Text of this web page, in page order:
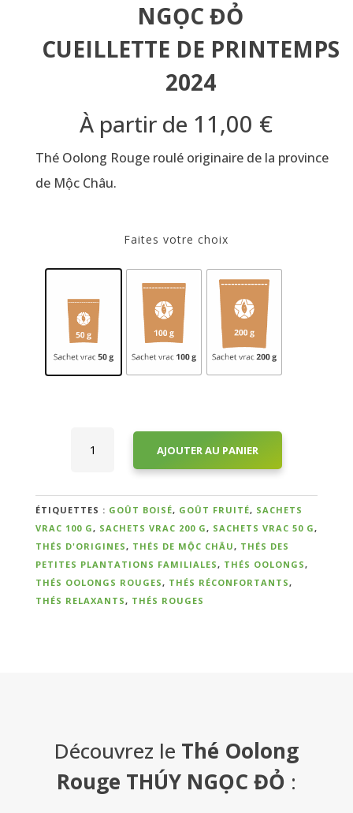
sommes-
nous
?
Témoignages
Le
Blog
NGỌC ĐỎ
CUEILLETTE DE PRINTEMPS
2024
À partir de 11,00 €
Thé Oolong Rouge roulé originaire de la province
de Mộc Châu.
Faites votre choix
Rouge
THÚY
NGỌC
ĐỎCueillette
de
Printemps
AJOUTER AU PANIER
ÉTIQUETTES : GOÛT BOISÉ, GOÛT FRUITÉ, SACHETS
VRAC 100 G, SACHETS VRAC 200 G, SACHETS VRAC 50 G,
THÉS D'ORIGINES, THÉS DE MỘC CHÂU, THÉS DES
PETITES PLANTATIONS FAMILIALES, THÉS OOLONGS,
THÉS OOLONGS ROUGES, THÉS RÉCONFORTANTS,
THÉS RELAXANTS, THÉS ROUGES
Découvrez le Thé Oolong
Rouge THÚY NGỌC ĐỎ :